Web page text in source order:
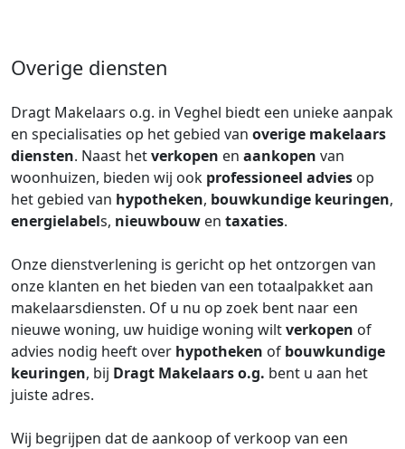
Overige diensten
Dragt Makelaars o.g. in Veghel biedt een unieke aanpak
en specialisaties op het gebied van overige makelaars
diensten. Naast hetverkopen en aankopen van
woonhuizen, bieden wij ook professioneel advies op
het gebied van hypotheken, bouwkundige keuringen,
energielabels, nieuwbouw en taxaties.
Onze dienstverlening is gericht op het ontzorgen van
onze klanten en het bieden van een totaalpakket aan
makelaarsdiensten. Of u nu op zoek bent naar een
nieuwe woning, uw huidige woning wiltverkopen of
advies nodig heeft over hypotheken of bouwkundige
keuringen, bij Dragt Makelaars o.g. bent u aan het
juiste adres.
Wij begrijpen dat de aankoop of verkoop van een